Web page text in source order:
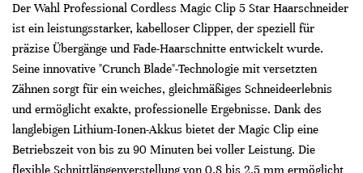
Der Wahl Professional Cordless Magic Clip 5 Star Haarschneider
ist ein leistungsstarker, kabelloser Clipper, der speziell für
präzise Übergänge und Fade-Haarschnitte entwickelt wurde.
Seine innovative "Crunch Blade"-Technologie mit versetzten
Zähnen sorgt für ein weiches, gleichmäßiges Schneideerlebnis
und ermöglicht exakte, professionelle Ergebnisse. Dank des
langlebigen Lithium-Ionen-Akkus bietet der Magic Clip eine
Betriebszeit von bis zu 90 Minuten bei voller Leistung. Die
flexible Schnittlängenverstellung von 0,8 bis 2,5 mm ermöglicht